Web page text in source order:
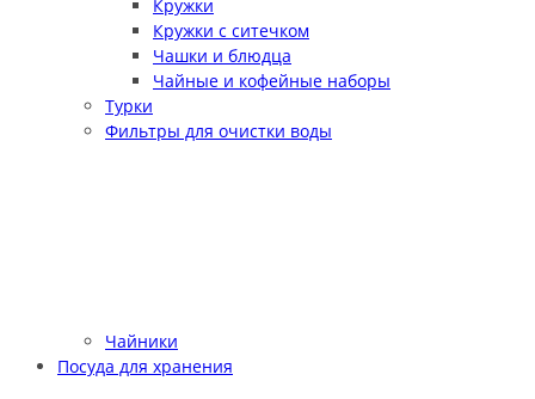
Кружки
Кружки с ситечком
Чашки и блюдца
Чайные и кофейные наборы
Турки
Фильтры для очистки воды
Чайники
Посуда для хранения